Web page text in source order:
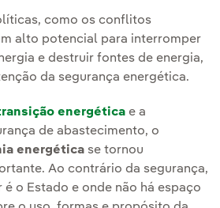
como os conflitos
alto potencial para interromper
e destruir fontes de energia,
da segurança energética.
energética e a
de abastecimento, o
energética se tornou
Ao contrário da segurança,
o Estado e onde não há espaço